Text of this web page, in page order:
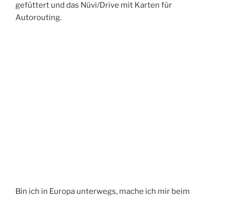
gefüttert und das Nüvi/Drive mit Karten für
Autorouting.
Bin ich in Europa unterwegs, mache ich mir beim